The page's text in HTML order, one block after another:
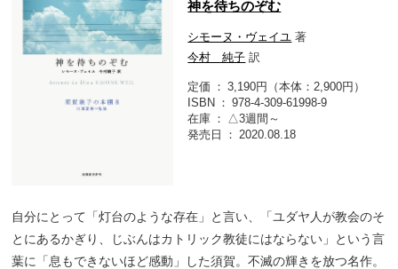
神を待ちのぞむ
シモーヌ・ヴェイユ 著
今村 純子 訳
定価
3,190円（本体：2,900円）
ISBN
978-4-309-61998-9
在庫
△3週間～
発売日
2020.08.18
自分にとって「灯台のような存在」と言い、「ユダヤ人が教会のそ
とにあるかぎり、じぶんはカトリック教徒にはならない」という言
葉に「息もできないほど感動」した須賀。不滅の輝きを放つ名作。